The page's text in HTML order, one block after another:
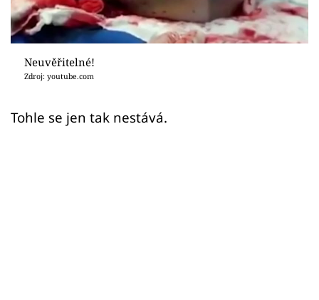
Sledujte prima+
Přihlášení
Sledujte nás
Neuvěřitelné!
Zdroj: youtube.com
Tohle se jen tak nestává.